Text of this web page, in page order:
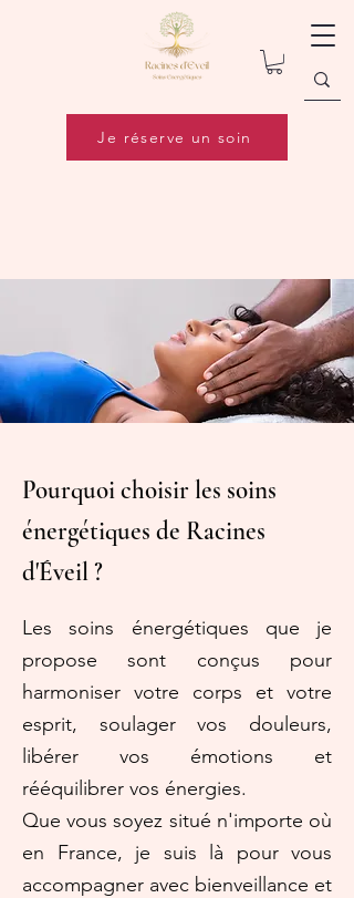
Je réserve un soin
Pourquoi choisir les soins
énergétiques de Racines
d'Éveil ?
Les soins énergétiques que je
propose sont conçus pour
harmoniser votre corps et votre
esprit, soulager vos douleurs,
libérer vos émotions et
rééquilibrer vos énergies.
Que vous soyez situé n'importe où
en France, je suis là pour vous
accompagner avec bienveillance et